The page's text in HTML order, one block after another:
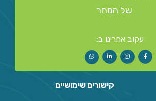
של המחר
עקוב אחרינו ב:
קישורים שימושיים